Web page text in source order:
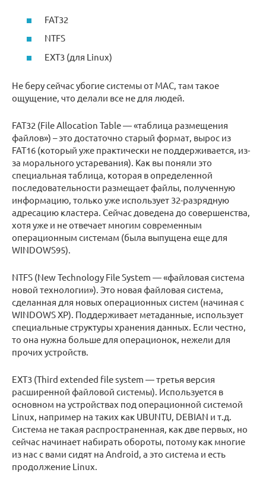
FAT32
NTFS
EXT3 (для Linux)
Не беру сейчас убогие системы от MAC, там такое
ощущение, что делали все не для людей.
FAT32 (File Allocation Table — «таблица размещения
файлов») – это достаточно старый формат, вырос из
FAT16 (который уже практически не поддерживается, из-
за морального устаревания). Как вы поняли это
специальная таблица, которая в определенной
последовательности размещает файлы, полученную
информацию, только уже использует 32-разрядную
адресацию кластера. Сейчас доведена до совершенства,
хотя уже и не отвечает многим современным
операционным системам (была выпущена еще для
WINDOWS95).
NTFS (New Technology File System — «файловая система
новой технологии»). Это новая файловая система,
сделанная для новых операционных систем (начиная с
WINDOWS XP). Поддерживает метаданные, использует
специальные структуры хранения данных. Если честно,
то она нужна больше для операционок, нежели для
прочих устройств.
EXT3 (Third extended file system — третья версия
расширенной файловой системы). Используется в
основном на устройствах под операционной системой
Linux, например на таких как UBUNTU, DEBIAN и т.д.
Система не такая распространенная, как две первых, но
сейчас начинает набирать обороты, потому как многие
из нас с вами сидят на Android, а это система и есть
продолжение Linux.